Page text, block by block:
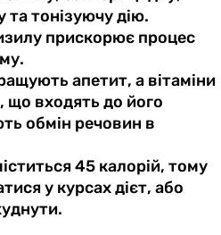
тонізуючу дію.
прискорює процес
апетит, а вітаміни
що входять до його
обмін речовин в
45 калорій, тому
у курсах дієт, або